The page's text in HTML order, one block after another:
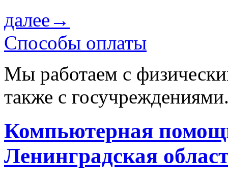
далее→
Способы оплаты
Мы работаем с
также с
Компьютерная
Ленинградская